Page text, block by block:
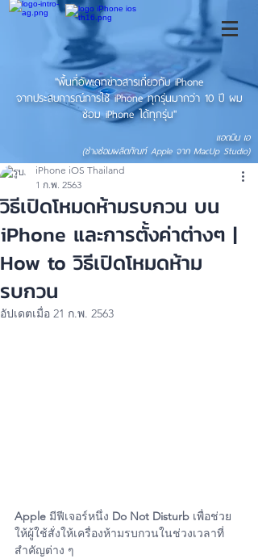
"พื้นที่อัพเดทข่าวสารเกี่ยวกับ iPhone
จากประสบการณ์การใช้ iPhone ทุกรุ่นมากว่า 10 ปี ผม
ซ่อม iPhone ได้ทุกรุ่น"
แอดมิน เอ
(ช่างซ่อมผลิตภัณฑ์ Apple จาก MacUp Studio)
วิธีเปิดโหมดห้ามรบกวน บน
iPhone และการตั้งค่าต่างๆ |
How to วิธีเปิดโหมดห้าม
รบกวน
iPhone iOS Thailand
1 ก.พ. 2563
อัปเดตเมื่อ 21 ก.พ. 2563
Apple มีฟีเจอร์หนึ่ง Do Not Disturb เพื่อช่วย
ให้ผู้ใช้สั่งให้เครื่องห้ามรบกวนในช่วงเวลาที่
สำคัญต่าง ๆ